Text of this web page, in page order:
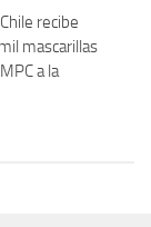
recibe
mascarillas
a la